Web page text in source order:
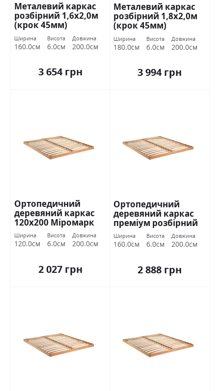
Металевий каркас
розбірний 1,6х2,0м
(крок 45мм)
Ширина
160.0см
Висота
6.0см
Довжина
200.0см
3 654 грн
Металевий каркас
розбірний 1,8х2,0м
(крок 45мм)
Ширина
180.0см
Висота
6.0см
Довжина
200.0см
3 994 грн
Ортопедичний
деревяний каркас
120х200 Міромарк
Ширина
120.0см
Висота
6.0см
Довжина
200.0см
2 027 грн
Ортопедичний
деревяний каркас
преміум розбірний
160х200 Міромарк
Ширина
160.0см
Висота
6.0см
Довжина
200.0см
2 888 грн